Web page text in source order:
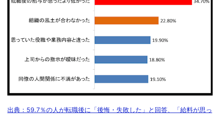
出典：59.7％の人が転職後に「後悔・失敗した」と回答、「給料が思っ